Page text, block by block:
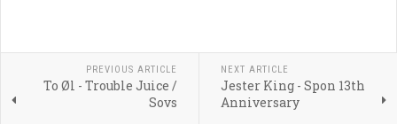
PREVIOUS ARTICLE
To Øl - Trouble Juice /
Sovs
NEXT ARTICLE
Jester King - Spon 13th
Anniversary